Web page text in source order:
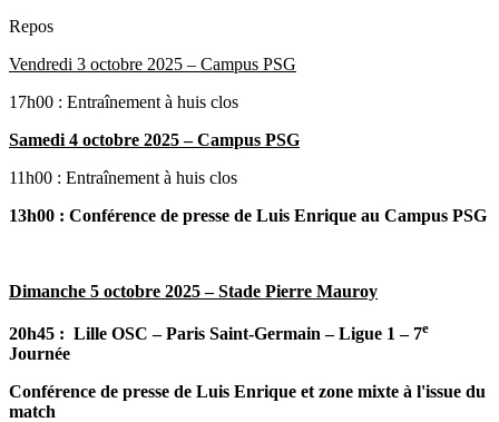
Repos
Vendredi 3 octobre 2025 – Campus PSG
17h00 : Entraînement à huis clos
Samedi 4 octobre 2025 – Campus PSG
11h00 : Entraînement à huis clos
13h00 : Conférence de presse de Luis Enrique au Campus PSG
Dimanche 5 octobre 2025 – Stade Pierre Mauroy
20h45 : Lille OSC – Paris Saint-Germain – Ligue 1 – 7e
Journée
Conférence de presse de Luis Enrique et zone mixte à l'issue du
match